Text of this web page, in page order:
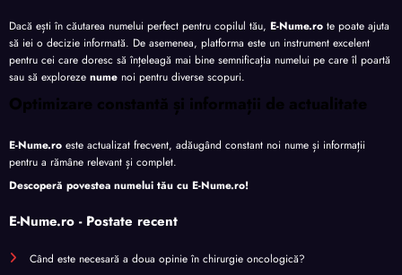
Dacă ești în căutarea numelui perfect pentru copilul tău, E-Nume.ro te poate ajuta
să iei o decizie informată. De asemenea, platforma este un instrument excelent
pentru cei care doresc să înțeleagă mai bine semnificația numelui pe care îl poartă
sau să exploreze nume noi pentru diverse scopuri.
Optimizare constantă și informații de actualitate
E-Nume.ro este actualizat frecvent, adăugând constant noi nume și informații
pentru a rămâne relevant și complet.
Descoperă povestea numelui tău cu E-Nume.ro!
E-Nume.ro - Postate recent
Când este necesară a doua opinie în chirurgie oncologică?